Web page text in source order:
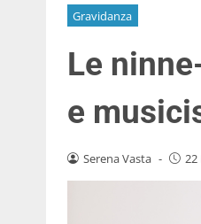
Gravidanza
Le
e
Serena Vasta - 22